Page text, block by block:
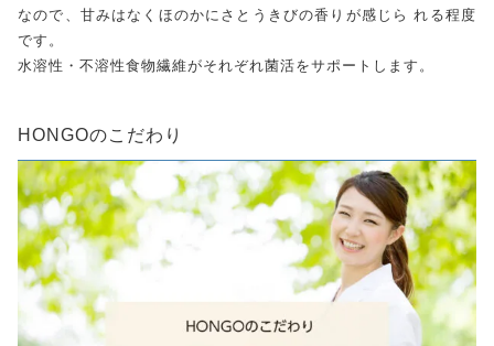
なので、甘みはなくほのかにさとうきびの香りが感じら れる程度
です。
水溶性・不溶性食物繊維がそれぞれ菌活をサポートします。
HONGOのこだわり